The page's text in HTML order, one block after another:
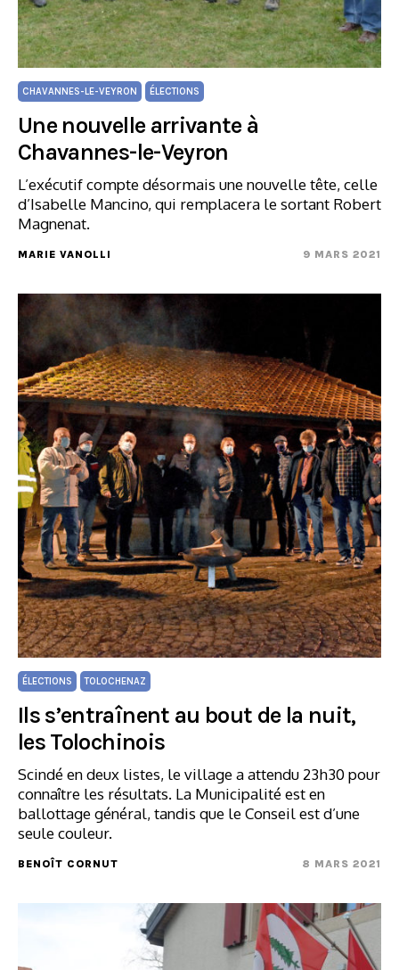
CHAVANNES-LE-VEYRON ÉLECTIONS
Une nouvelle arrivante à
Chavannes-le-Veyron
L’exécutif compte désormais une nouvelle tête, celle
d’Isabelle Mancino, qui remplacera le sortant Robert
Magnenat.
MARIE VANOLLI 9 MARS 2021
ÉLECTIONS TOLOCHENAZ
Ils s’entraînent au bout de la nuit,
les Tolochinois
Scindé en deux listes, le village a attendu 23h30 pour
connaître les résultats. La Municipalité est en
ballottage général, tandis que le Conseil est d’une
seule couleur.
BENOÎT CORNUT 8 MARS 2021